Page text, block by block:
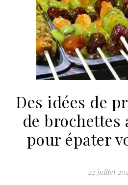
Des idées de
de brochettes
pour épater
22 juillet